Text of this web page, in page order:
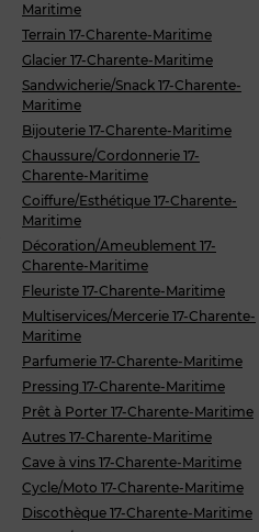
Maritime
Terrain 17-Charente-Maritime
Glacier 17-Charente-Maritime
Sandwicherie/Snack 17-Charente-
Maritime
Bijouterie 17-Charente-Maritime
Chaussure/Cordonnerie 17-
Charente-Maritime
Coiffure/Esthétique 17-Charente-
Maritime
Décoration/Ameublement 17-
Charente-Maritime
Fleuriste 17-Charente-Maritime
Multiservices/Mercerie 17-Charente-
Maritime
Parfumerie 17-Charente-Maritime
Pressing 17-Charente-Maritime
Prêt à Porter 17-Charente-Maritime
Autres 17-Charente-Maritime
Cave à vins 17-Charente-Maritime
Cycle/Moto 17-Charente-Maritime
Discothèque 17-Charente-Maritime